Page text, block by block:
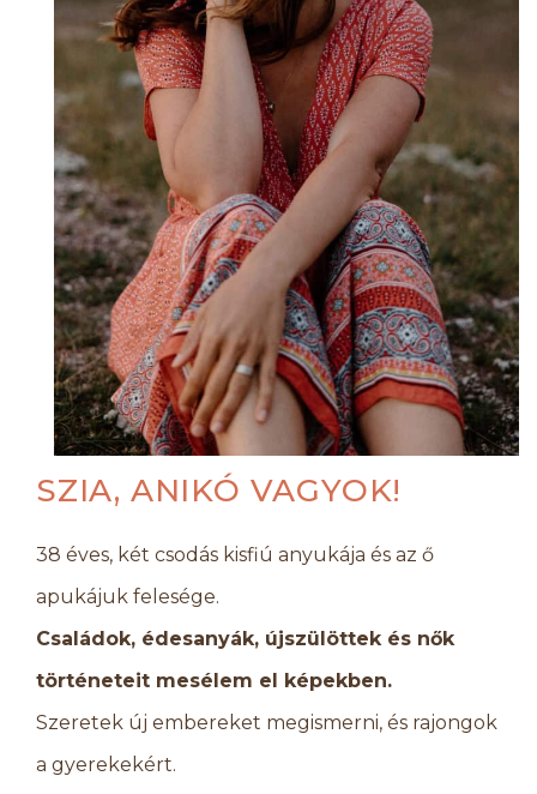
SZIA, ANIKÓ VAGYOK!
38 éves, két csodás kisfiú anyukája és az ő
apukájuk felesége.
Családok, édesanyák, újszülöttek és nők
történeteit mesélem el képekben.
Szeretek új embereket megismerni, és rajongok
a gyerekekért.